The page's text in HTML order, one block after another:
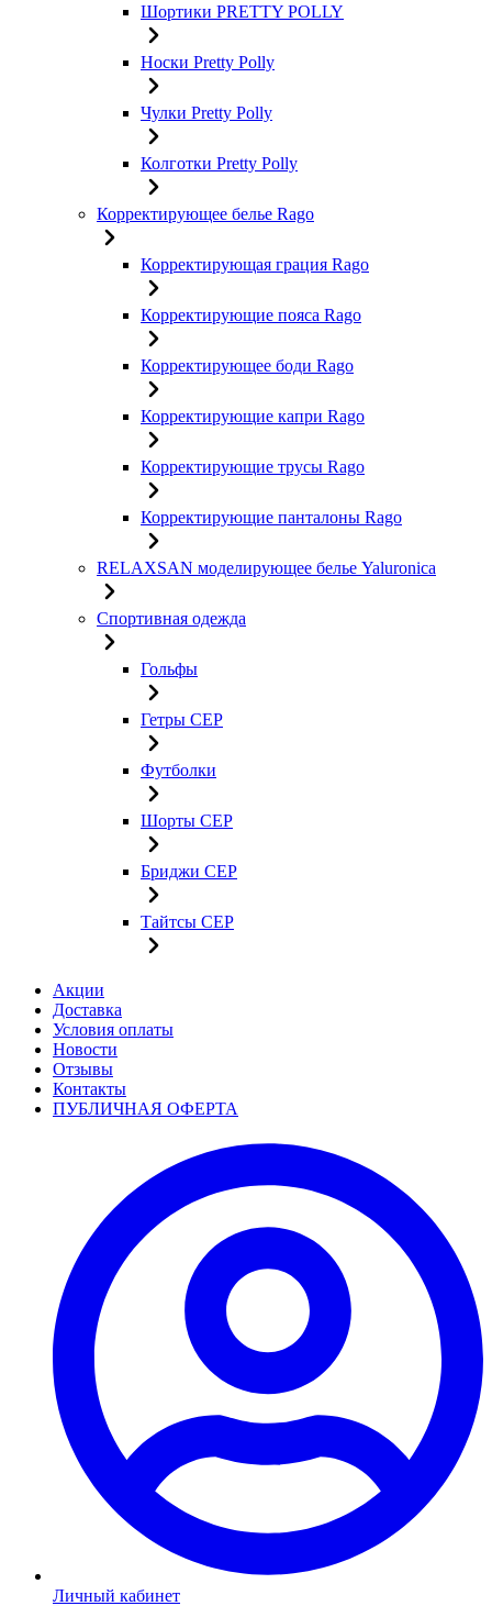
Шортики PRETTY POLLY
Носки Pretty Polly
Чулки Pretty Polly
Колготки Pretty Polly
Корректирующее белье Rago
Корректирующая грация Rago
Корректирующие пояса Rago
Корректирующее боди Rago
Корректирующие капри Rago
Корректирующие трусы Rago
Корректирующие панталоны Rago
RELAXSAN моделирующее белье Yaluroniсa
Спортивная одежда
Гольфы
Гетры CEP
Футболки
Шорты CEP
Бриджи CEP
Тайтсы CEP
Акции
Доставка
Условия оплаты
Новости
Отзывы
Контакты
ПУБЛИЧНАЯ ОФЕРТА
Личный кабинет